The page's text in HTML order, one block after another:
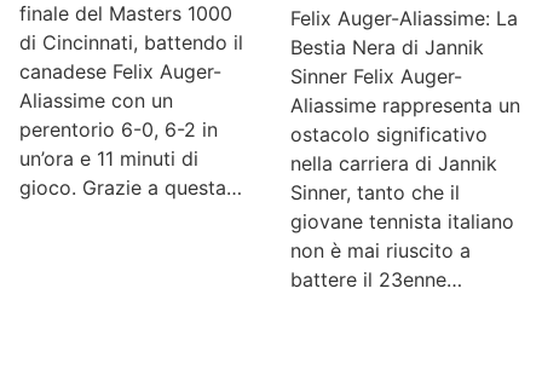
finale del Masters 1000
di Cincinnati, battendo il
canadese Felix Auger-
Aliassime con un
perentorio 6-0, 6-2 in
un’ora e 11 minuti di
gioco. Grazie a questa…
Felix Auger-Aliassime: La
Bestia Nera di Jannik
Sinner Felix Auger-
Aliassime rappresenta un
ostacolo significativo
nella carriera di Jannik
Sinner, tanto che il
giovane tennista italiano
non è mai riuscito a
battere il 23enne…